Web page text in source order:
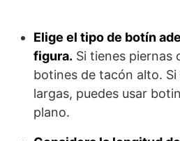
Elige el tipo de botín
figura. Si tienes
botines de tacón alto.
largas, puedes usar
plano.